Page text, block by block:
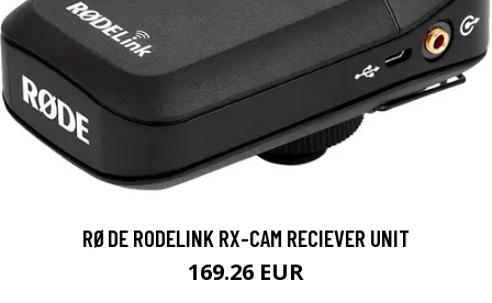
RØDE RODELINK RX-CAM RECIEVER UNIT
169.26 EUR